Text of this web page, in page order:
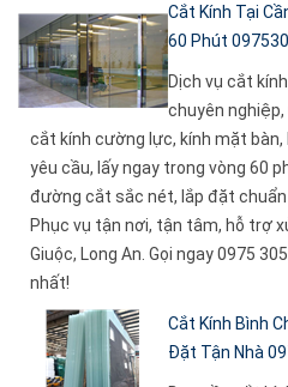
Cắt Kính Tại
60 Phút
Dịch vụ cắt
chuyên
cắt kính cường lực, kính mặt
yêu cầu, lấy ngay trong vòng 60
đường cắt sắc nét, lắp đặt chuẩn
Phục vụ tận nơi, tận tâm, hỗ trợ
Giuộc, Long An. Gọi ngay 0975
nhất!
Cắt Kính Bình
Đặt Tận Nhà